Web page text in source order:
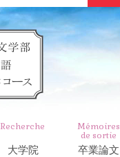
Recherche
大学院
Mémoires
de sortie
卒業論文